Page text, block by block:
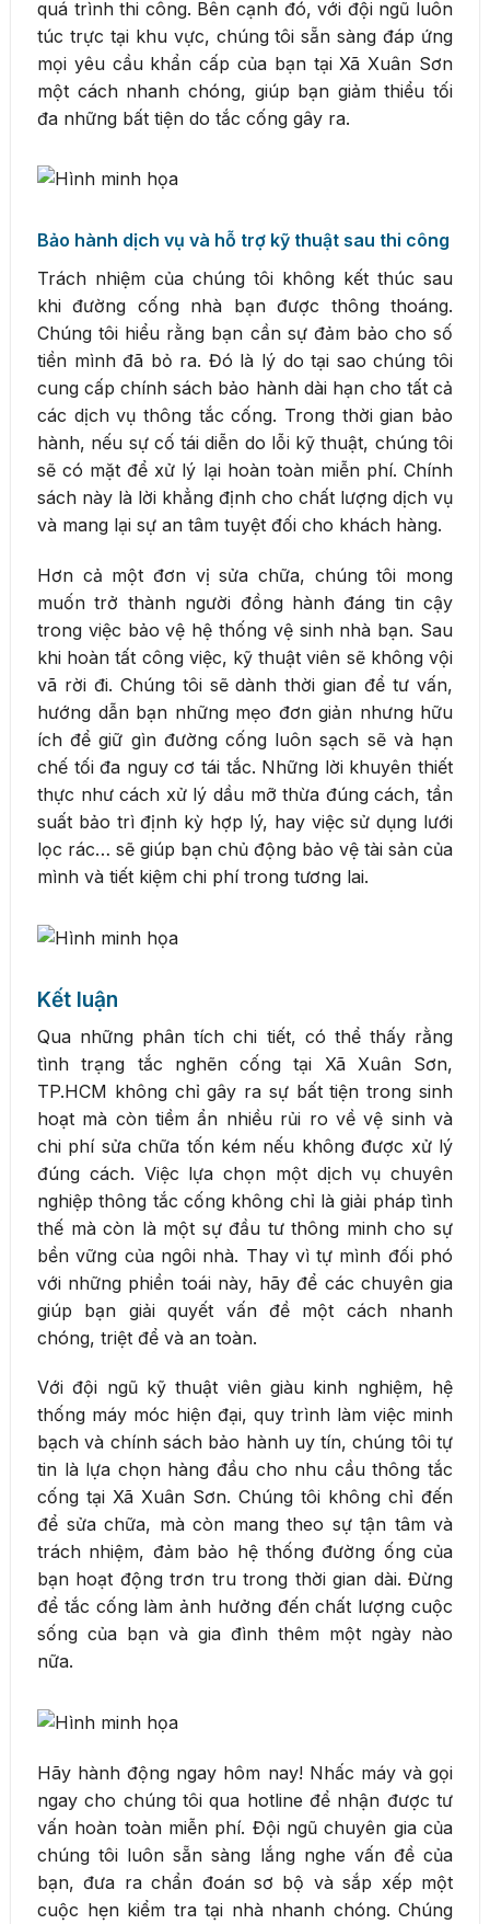
quá trình thi công. Bên cạnh đó, với đội ngũ luôn
túc trực tại khu vực, chúng tôi sẵn sàng đáp ứng
mọi yêu cầu khẩn cấp của bạn tại Xã Xuân Sơn
một cách nhanh chóng, giúp bạn giảm thiểu tối
đa những bất tiện do tắc cống gây ra.
Bảo hành dịch vụ và hỗ trợ kỹ thuật sau thi công
Trách nhiệm của chúng tôi không kết thúc sau
khi đường cống nhà bạn được thông thoáng.
Chúng tôi hiểu rằng bạn cần sự đảm bảo cho số
tiền mình đã bỏ ra. Đó là lý do tại sao chúng tôi
cung cấp chính sách bảo hành dài hạn cho tất cả
các dịch vụ thông tắc cống. Trong thời gian bảo
hành, nếu sự cố tái diễn do lỗi kỹ thuật, chúng tôi
sẽ có mặt để xử lý lại hoàn toàn miễn phí. Chính
sách này là lời khẳng định cho chất lượng dịch vụ
và mang lại sự an tâm tuyệt đối cho khách hàng.
Hơn cả một đơn vị sửa chữa, chúng tôi mong
muốn trở thành người đồng hành đáng tin cậy
trong việc bảo vệ hệ thống vệ sinh nhà bạn. Sau
khi hoàn tất công việc, kỹ thuật viên sẽ không vội
vã rời đi. Chúng tôi sẽ dành thời gian để tư vấn,
hướng dẫn bạn những mẹo đơn giản nhưng hữu
ích để giữ gìn đường cống luôn sạch sẽ và hạn
chế tối đa nguy cơ tái tắc. Những lời khuyên thiết
thực như cách xử lý dầu mỡ thừa đúng cách, tần
suất bảo trì định kỳ hợp lý, hay việc sử dụng lưới
lọc rác… sẽ giúp bạn chủ động bảo vệ tài sản của
mình và tiết kiệm chi phí trong tương lai.
Kết luận
Qua những phân tích chi tiết, có thể thấy rằng
tình trạng tắc nghẽn cống tại Xã Xuân Sơn,
TP.HCM không chỉ gây ra sự bất tiện trong sinh
hoạt mà còn tiềm ẩn nhiều rủi ro về vệ sinh và
chi phí sửa chữa tốn kém nếu không được xử lý
đúng cách. Việc lựa chọn một dịch vụ chuyên
nghiệp thông tắc cống không chỉ là giải pháp tình
thế mà còn là một sự đầu tư thông minh cho sự
bền vững của ngôi nhà. Thay vì tự mình đối phó
với những phiền toái này, hãy để các chuyên gia
giúp bạn giải quyết vấn đề một cách nhanh
chóng, triệt để và an toàn.
Với đội ngũ kỹ thuật viên giàu kinh nghiệm, hệ
thống máy móc hiện đại, quy trình làm việc minh
bạch và chính sách bảo hành uy tín, chúng tôi tự
tin là lựa chọn hàng đầu cho nhu cầu thông tắc
cống tại Xã Xuân Sơn. Chúng tôi không chỉ đến
để sửa chữa, mà còn mang theo sự tận tâm và
trách nhiệm, đảm bảo hệ thống đường ống của
bạn hoạt động trơn tru trong thời gian dài. Đừng
để tắc cống làm ảnh hưởng đến chất lượng cuộc
sống của bạn và gia đình thêm một ngày nào
nữa.
Hãy hành động ngay hôm nay! Nhấc máy và gọi
ngay cho chúng tôi qua hotline để nhận được tư
vấn hoàn toàn miễn phí. Đội ngũ chuyên gia của
chúng tôi luôn sẵn sàng lắng nghe vấn đề của
bạn, đưa ra chẩn đoán sơ bộ và sắp xếp một
cuộc hẹn kiểm tra tại nhà nhanh chóng. Chúng